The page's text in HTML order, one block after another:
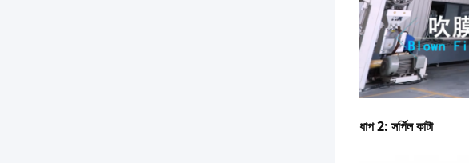
ধাপ 2: সর্পিল কাটা